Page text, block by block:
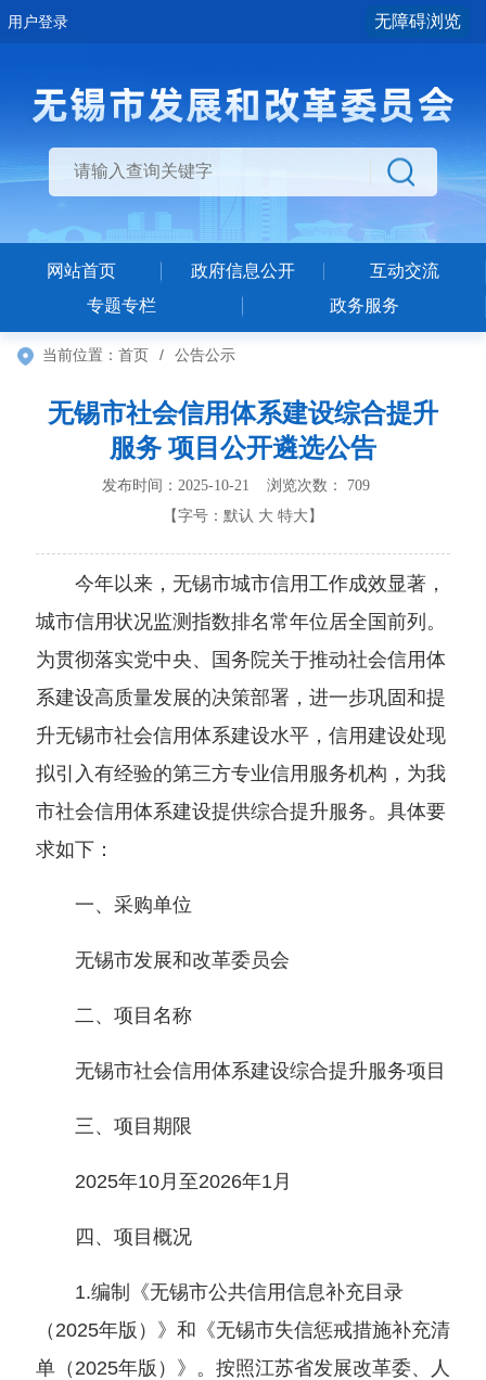
用户登录 无障碍浏览
网站首页 政府信息公开
互动交流
专题专栏
政务服务
当前位置： 首页 / 公告公示
无锡市社会信用体系建设综合提升
服务 项目公开遴选公告
发布时间：2025-10-21 浏览次数： 709
【字号： 默认 大 特大 】
今年以来，无锡市城市信用工作成效显著，
城市信用状况监测指数排名常年位居全国前列。
为贯彻落实党中央、国务院关于推动社会信用体
系建设高质量发展的决策部署，进一步巩固和提
升无锡市社会信用体系建设水平，信用建设处现
拟引入有经验的第三方专业信用服务机构，为我
市社会信用体系建设提供综合提升服务。具体要
求如下：
一、采购单位
无锡市发展和改革委员会
二、项目名称
无锡市社会信用体系建设综合提升服务项目
三、项目期限
2025年10月至2026年1月
四、项目概况
1.编制《无锡市公共信用信息补充目录
（2025年版）》和《无锡市失信惩戒措施补充清
单（2025年版）》。按照江苏省发展改革委、人